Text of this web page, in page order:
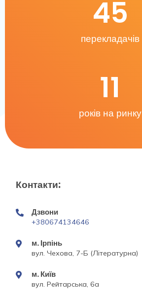
перекладачів
45
років на ринку
11
Контакти:
Дзвони
+380674134646
м. Ірпінь
вул. Чехова, 7-Б (Літературна)
м. Київ
вул. Рейтарська, 6а